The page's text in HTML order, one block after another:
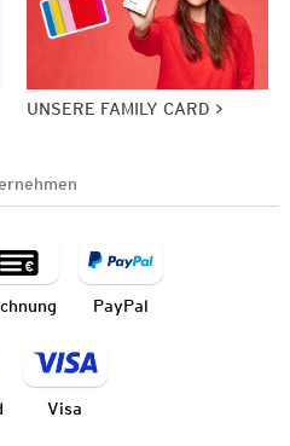
UNSERE FAMILY CARD
PayPal
Visa